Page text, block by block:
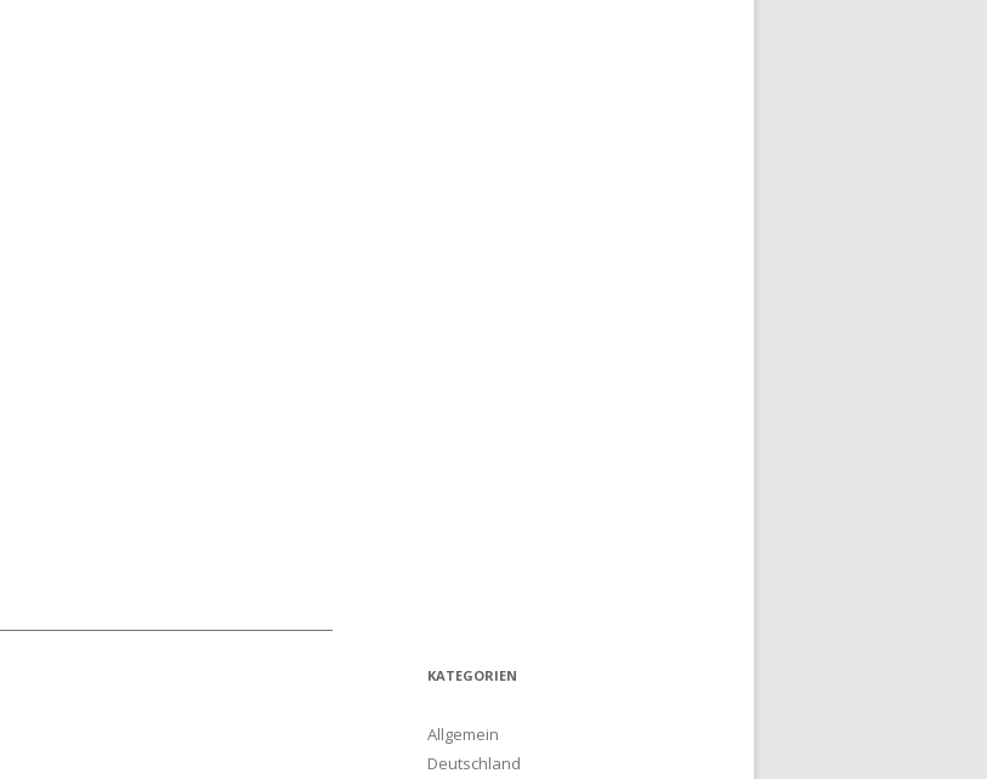
KATEGORIEN
Allgemein
Deutschland